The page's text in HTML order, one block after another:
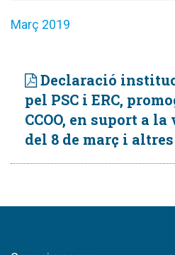
Març 2019
Declaració
pel PSC i ERC,
CCOO, en suport a
del 8 de març i